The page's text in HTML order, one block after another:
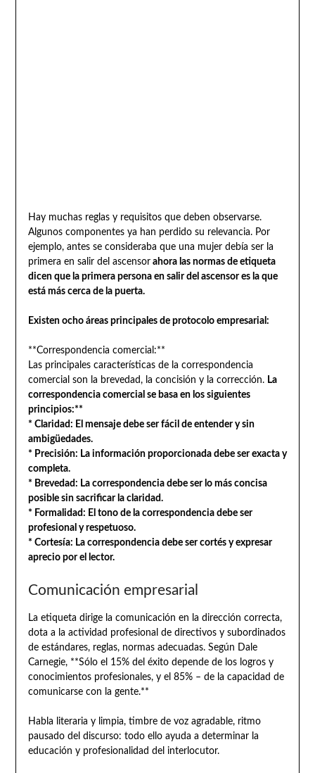
Hay muchas reglas y requisitos que deben observarse.
Algunos componentes ya han perdido su relevancia. Por
ejemplo, antes se consideraba que una mujer debía ser la
primera en salir del ascensorahora las normas de etiqueta
dicen que la primera persona en salir del ascensor es la que
está más cerca de la puerta.
Existen ocho áreas principales de protocolo empresarial:
**Correspondencia comercial:**
Las principales características de la correspondencia
comercial son la brevedad, la concisión y la corrección. La
correspondencia comercial se basa en los siguientes
principios:**
* Claridad: El mensaje debe ser fácil de entender y sin
ambigüedades.
* Precisión: La información proporcionada debe ser exacta y
completa.
* Brevedad: La correspondencia debe ser lo más concisa
posible sin sacrificar la claridad.
* Formalidad: El tono de la correspondencia debe ser
profesional y respetuoso.
* Cortesía: La correspondencia debe ser cortés y expresar
aprecio por el lector.
Comunicación empresarial
La etiqueta dirige la comunicación en la dirección correcta,
dota a la actividad profesional de directivos y subordinados
de estándares, reglas, normas adecuadas. Según Dale
Carnegie, **Sólo el 15% del éxito depende de los logros y
conocimientos profesionales, y el 85% – de la capacidad de
comunicarse con la gente.**
Habla literaria y limpia, timbre de voz agradable, ritmo
pausado del discurso: todo ello ayuda a determinar la
educación y profesionalidad del interlocutor.